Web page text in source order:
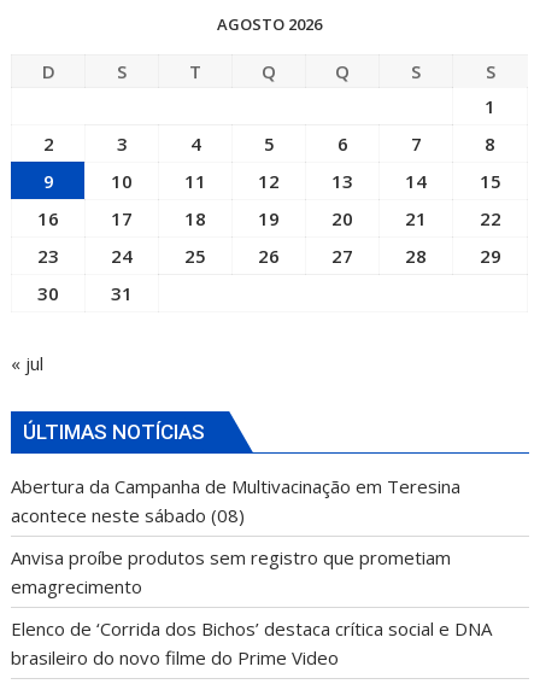
AGOSTO 2026
D S T Q Q S
S
1
2
3 4 5 6 7
8
9
10 11 12 13 14
15
16
17 18 19 20 21
22
23
24 25 26 27 28
29
30
31
« jul
ÚLTIMAS NOTÍCIAS
Abertura da Campanha de Multivacinação em Teresina
acontece neste sábado (08)
Anvisa proíbe produtos sem registro que prometiam
emagrecimento
Elenco de ‘Corrida dos Bichos’ destaca crítica social e DNA
brasileiro do novo filme do Prime Video